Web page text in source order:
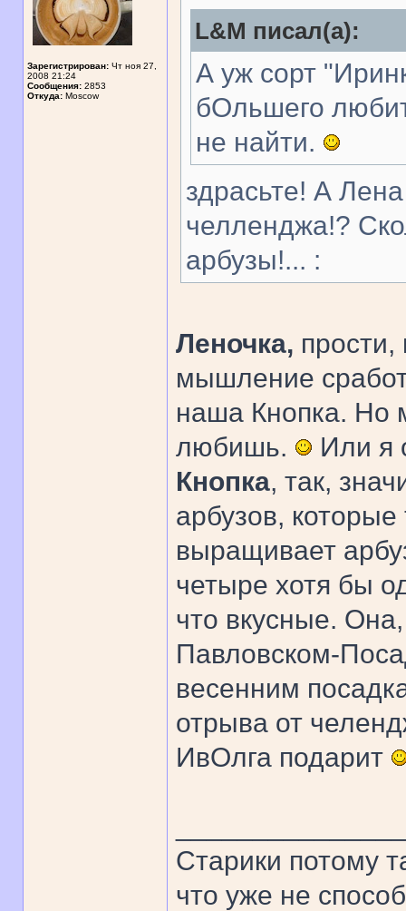
Зарегистрирован: Чт ноя 27,
2008 21:24
Сообщения: 2853
Откуда: Moscow
L&M писал(а):
А уж сорт
бОльшего
не найти.
здрасьте! А
челленджа!?
арбузы!... :
Леночка, прости,
мышление
наша Кнопка. Но
любишь.
Или я
Кнопка, так,
арбузов,
выращивает
четыре хотя бы
что вкусные.
Павловском-
весенним
отрыва от
ИвОлга подарит
Старики потому
что уже не